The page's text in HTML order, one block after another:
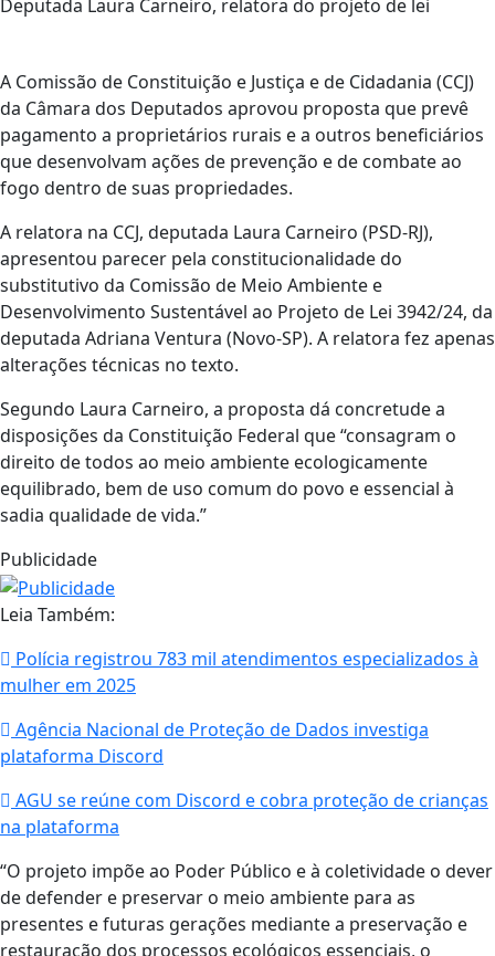
Deputada Laura Carneiro, relatora do projeto de lei
A Comissão de Constituição e Justiça e de Cidadania (CCJ)
da Câmara dos Deputados aprovou proposta que prevê
pagamento a proprietários rurais e a outros beneficiários
que desenvolvam ações de prevenção e de combate ao
fogo dentro de suas propriedades.
A relatora na CCJ, deputada Laura Carneiro (PSD-RJ),
apresentou parecer pela constitucionalidade do
substitutivo da Comissão de Meio Ambiente e
Desenvolvimento Sustentável ao Projeto de Lei 3942/24, da
deputada Adriana Ventura (Novo-SP). A relatora fez apenas
alterações técnicas no texto.
Segundo Laura Carneiro, a proposta dá concretude a
disposições da Constituição Federal que “consagram o
direito de todos ao meio ambiente ecologicamente
equilibrado, bem de uso comum do povo e essencial à
sadia qualidade de vida.”
Publicidade
Leia Também:
Polícia registrou 783 mil atendimentos especializados à
mulher em 2025
Agência Nacional de Proteção de Dados investiga
plataforma Discord
AGU se reúne com Discord e cobra proteção de crianças
na plataforma
“O projeto impõe ao Poder Público e à coletividade o dever
de defender e preservar o meio ambiente para as
presentes e futuras gerações mediante a preservação e
restauração dos processos ecológicos essenciais, o